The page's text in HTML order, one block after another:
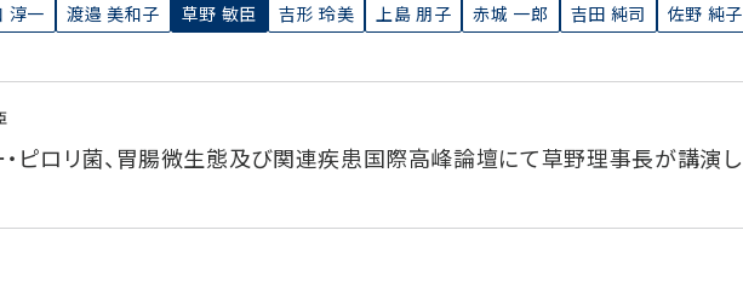
淳一 渡邉 美和子 草野 敏臣 吉形 玲美 上島 朋子 赤城 一郎 吉田 純司 佐野 純子
ピロリ菌、胃腸微生態及び関連疾患国際高峰論壇にて草野理事長が講演し